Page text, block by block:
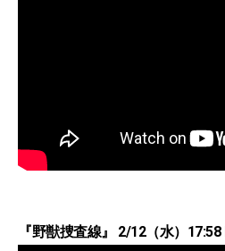
『野獣捜査線』 2/12（水）